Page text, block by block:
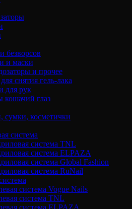
безворсов
и маски
и прочее
снятия гель-лака
для рук
кошачий глаз
сумки, косметички
система
система TNL
система ELPAZA
система Global Fashion
система RuNail
система Vogue Nails
система TNL
система ELPAZA